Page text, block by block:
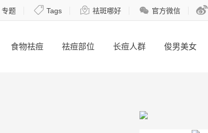
专题  Tags  祛斑哪好  官方微信 
食物祛痘 祛痘部位 长痘人群 俊男美女